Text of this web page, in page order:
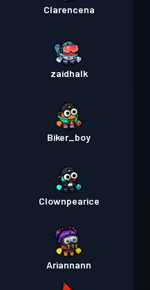
Clarencena
zaidhalk
Biker_boy
Clownpearice
Ariannann